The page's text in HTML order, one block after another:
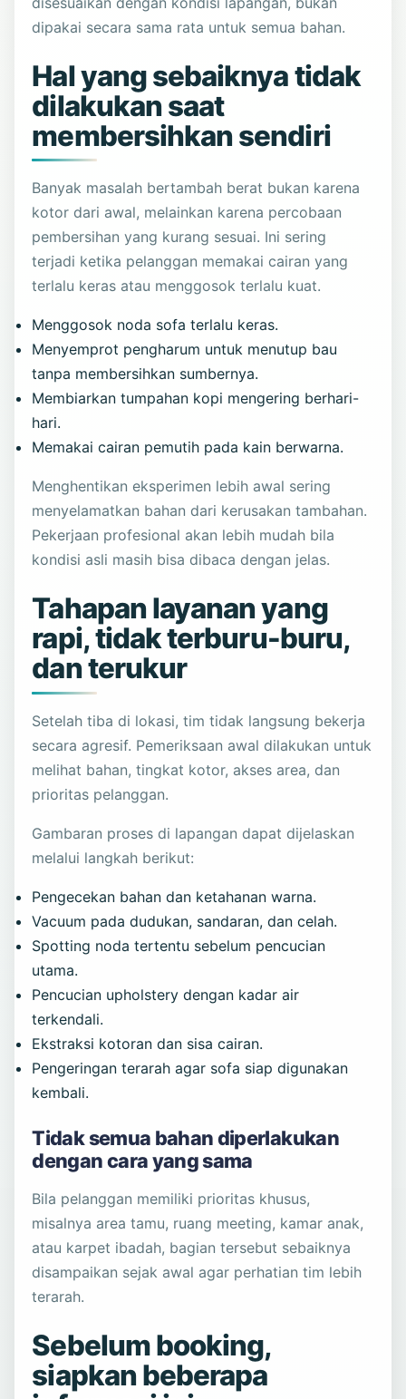
dipakai secara sama rata untuk semua bahan.
Hal yang sebaiknya tidak
dilakukan saat
membersihkan sendiri
Banyak masalah bertambah berat bukan karena
kotor dari awal, melainkan karena percobaan
pembersihan yang kurang sesuai. Ini sering
terjadi ketika pelanggan memakai cairan yang
terlalu keras atau menggosok terlalu kuat.
Menggosok noda sofa terlalu keras.
Menyemprot pengharum untuk menutup bau
tanpa membersihkan sumbernya.
Membiarkan tumpahan kopi mengering berhari-
hari.
Memakai cairan pemutih pada kain berwarna.
Menghentikan eksperimen lebih awal sering
menyelamatkan bahan dari kerusakan tambahan.
Pekerjaan profesional akan lebih mudah bila
kondisi asli masih bisa dibaca dengan jelas.
Tahapan layanan yang
rapi, tidak terburu-buru,
dan terukur
Setelah tiba di lokasi, tim tidak langsung bekerja
secara agresif. Pemeriksaan awal dilakukan untuk
melihat bahan, tingkat kotor, akses area, dan
prioritas pelanggan.
Gambaran proses di lapangan dapat dijelaskan
melalui langkah berikut:
Pengecekan bahan dan ketahanan warna.
Vacuum pada dudukan, sandaran, dan celah.
Spotting noda tertentu sebelum pencucian
utama.
Pencucian upholstery dengan kadar air
terkendali.
Ekstraksi kotoran dan sisa cairan.
Pengeringan terarah agar sofa siap digunakan
kembali.
Tidak semua bahan diperlakukan
dengan cara yang sama
Bila pelanggan memiliki prioritas khusus,
misalnya area tamu, ruang meeting, kamar anak,
atau karpet ibadah, bagian tersebut sebaiknya
disampaikan sejak awal agar perhatian tim lebih
terarah.
Sebelum booking,
siapkan beberapa